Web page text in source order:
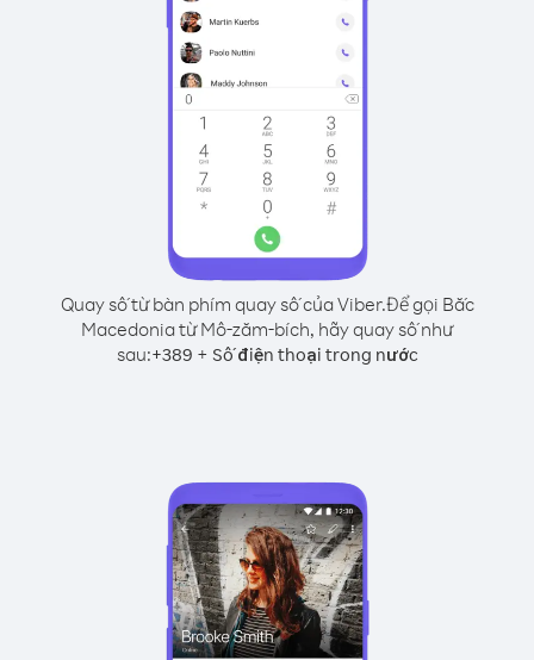
Quay số từ bàn phím quay số của Viber.Để gọi Bắc
Macedonia từ Mô-zăm-bích, hãy quay số như
sau:+389 + Số điện thoại trong nước